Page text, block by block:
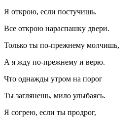
Я открою, если постучишь.
Все открою нараспашку двери.
Только ты по-прежнему молчишь,
А я жду по-прежнему и верю.
Что однажды утром на порог
Ты заглянешь, мило улыбаясь.
Я согрею, если ты продрог,